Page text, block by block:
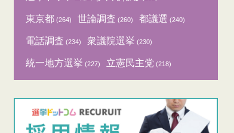
東京都 (264) 世論調査 (260) 都議選 (240)
電話調査 (234) 衆議院選挙 (230)
統一地方選挙 (227) 立憲民主党 (218)